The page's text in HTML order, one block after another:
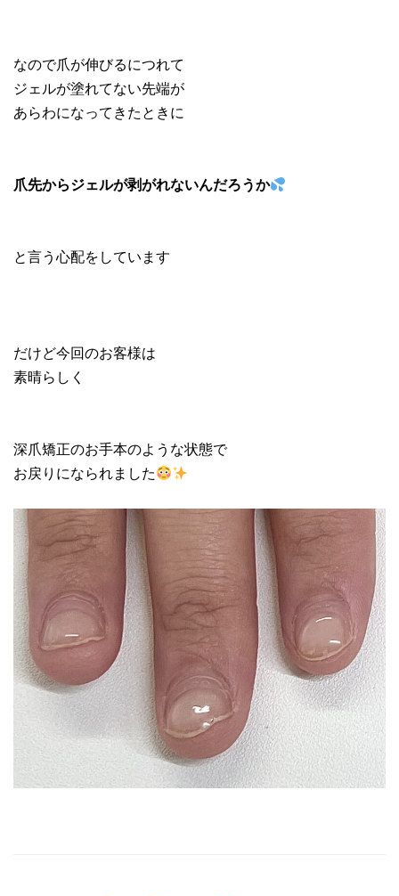
なので爪が伸びるにつれて
ジェルが塗れてない先端が
あらわになってきたときに
爪先からジェルが剥がれないんだろうか
と言う心配をしています
だけど今回のお客様は
素晴らしく
深爪矯正のお手本のような状態で
お戻りになられました